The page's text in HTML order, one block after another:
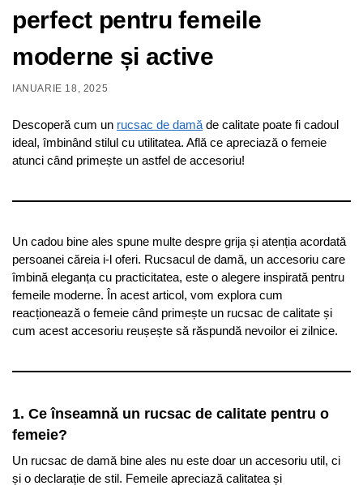
perfect pentru femeile
moderne și active
IANUARIE 18, 2025
Descoperă cum un rucsac de damă de calitate poate fi cadoul
ideal, îmbinând stilul cu utilitatea. Află ce apreciază o femeie
atunci când primește un astfel de accesoriu!
Un cadou bine ales spune multe despre grija și atenția acordată
persoanei căreia i-l oferi. Rucsacul de damă, un accesoriu care
îmbină eleganța cu practicitatea, este o alegere inspirată pentru
femeile moderne. În acest articol, vom explora cum
reacționează o femeie când primește un rucsac de calitate și
cum acest accesoriu reușește să răspundă nevoilor ei zilnice.
1. Ce înseamnă un rucsac de calitate pentru o
femeie?
Un rucsac de damă bine ales nu este doar un accesoriu util, ci
și o declarație de stil. Femeile apreciază calitatea și